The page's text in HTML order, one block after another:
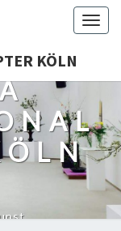
KÖLN